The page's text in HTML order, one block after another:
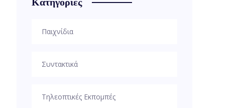
Παιχνίδια
Συντακτικά
Τηλεοπτικές Εκπομπές